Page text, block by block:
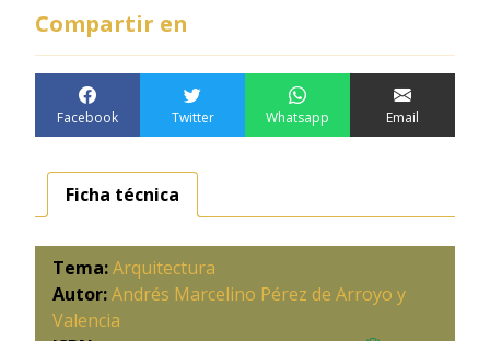
Compartir en
Facebook Twitter Whatsapp Email
Ficha técnica
Tema:Arquitectura
Autor:Andrés Marcelino Pérez de Arroyo y
Valencia